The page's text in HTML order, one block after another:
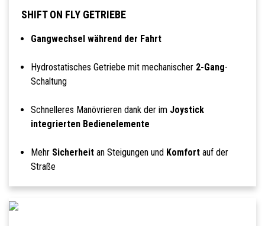
SHIFT ON FLY GETRIEBE
Gangwechsel während der Fahrt
Hydrostatisches Getriebe mit mechanischer 2-Gang-
Schaltung
Schnelleres Manövrieren dank der im Joystick
integrierten Bedienelemente
Mehr Sicherheitan Steigungen und Komfortauf der
Straße